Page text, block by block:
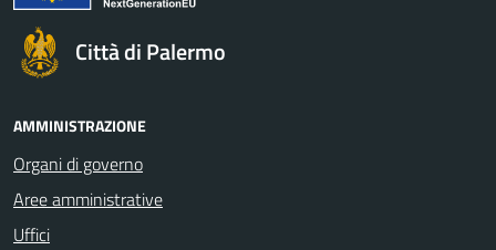
Città di Palermo
AMMINISTRAZIONE
Organi di governo
Aree amministrative
Uffici